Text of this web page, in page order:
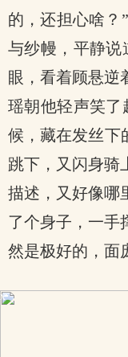
的，还担心啥？
与纱幔，平静
眼，看着顾悬逆
瑶朝他轻声笑了
候，藏在发丝下
跳下，又闪身骑
描述，又好像哪
了个身子，一手
然是极好的，面
x